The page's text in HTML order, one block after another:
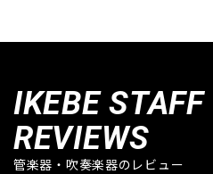
IKEBE STAFF
REVIEWS
管楽器・吹奏楽器のレビュー